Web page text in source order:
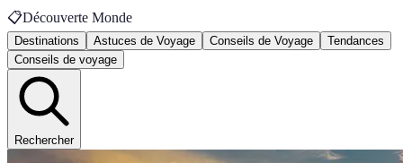
📋Découverte Monde
Destinations Astuces de Voyage Conseils de Voyage
Tendances
Conseils de voyage
Rechercher